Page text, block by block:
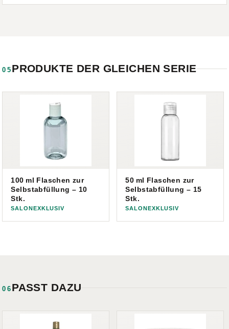
05 PRODUKTE DER GLEICHEN SERIE
100 ml Flaschen zur
Selbstabfüllung – 10
Stk.
SALONEXKLUSIV
50 ml Flaschen zur
Selbstabfüllung – 15
Stk.
SALONEXKLUSIV
06 PASST DAZU